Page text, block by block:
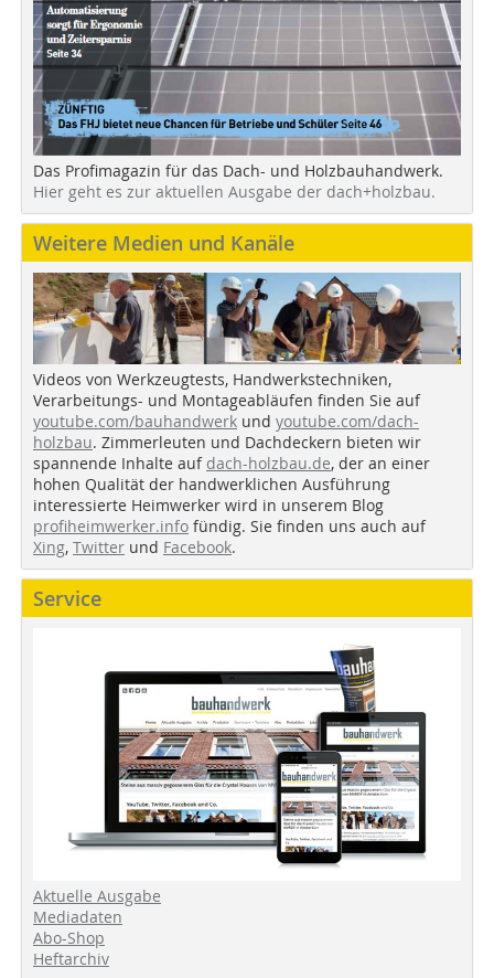
Das Profimagazin für das Dach- und Holzbauhandwerk.
Hier geht es zur aktuellen Ausgabe der dach+holzbau.
Weitere Medien und Kanäle
Videos von Werkzeugtests, Handwerkstechniken,
Verarbeitungs- und Montageabläufen finden Sie auf
youtube.com/bauhandwerk und youtube.com/dach-
holzbau. Zimmerleuten und Dachdeckern bieten wir
spannende Inhalte auf dach-holzbau.de, der an einer
hohen Qualität der handwerklichen Ausführung
interessierte Heimwerker wird in unserem Blog
profiheimwerker.info fündig. Sie finden uns auch auf
Xing, Twitter und Facebook.
Service
Aktuelle Ausgabe
Mediadaten
Abo-Shop
Heftarchiv